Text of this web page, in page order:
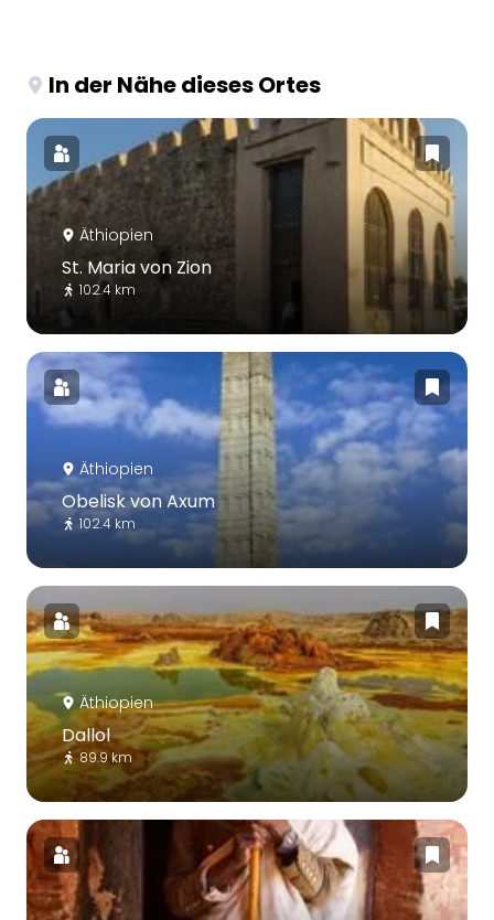
In der Nähe dieses Ortes
Äthiopien
St. Maria von Zion
102.4 km
Äthiopien
Obelisk von Axum
102.4 km
Äthiopien
Dallol
89.9 km